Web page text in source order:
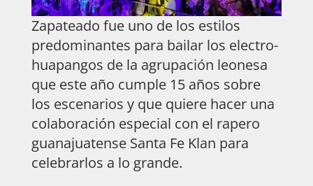
Zapateado fue uno de los estilos
predominantes para bailar los electro-
huapangos de la agrupación leonesa
que este año cumple 15 años sobre
los escenarios y que quiere hacer una
colaboración especial con el rapero
guanajuatense Santa Fe Klan para
celebrarlos a lo grande.